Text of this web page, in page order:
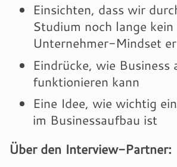
Einsichten, dass wir
Studium noch lange kein
Unternehmer-Mindset
Eindrücke, wie Business
funktionieren kann
Eine Idee, wie wichtig
im Businessaufbau ist
Über den Interview-Partner: